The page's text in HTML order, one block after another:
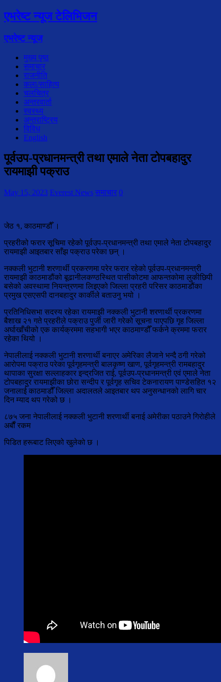
एभरेष्ट न्यूज टेलिभिजन
एभरेष्ट न्यूज
मुख्य पृष्ठ
समाचार
राजनीति
कला/साहित्य
चलचित्र
अन्तरवार्ता
स्वस्थ्य
अन्तराष्ट्रिय
विविध
English
पूर्वउप-प्रधानमन्त्री तथा एमाले नेता टोपबहादुर
रायमाझी पक्राउ
May 15, 2023 Everest News समाचार 0
जेठ १, काठमाण्डौँ ।
प्रहरीको फरार सूचिमा रहेको पूर्वउप-प्रधानमन्त्री तथा एमाले नेता टोपबहादुर
रायमाझी आइतबार साँझ पक्राउ परेका छन् ।
नक्कली भुटानी शरणार्थी प्रकरणमा परेर फरार रहेको पूर्वउप-प्रधानमन्त्री
रायमाझी काठमाडौंको बूढानीलकण्ठस्थित पासीकोटमा आफन्तकोमा लुकीछिपी
बसेको अवस्थामा नियन्त्रणमा लिइएको जिल्ला प्रहरी परिसर काठमाडौंका
प्रमुख एसएसपी दानबहादुर कार्कीले बताउनु भयो ।
प्रतिनिधिसभा सदस्य रहेका रायमाझी नक्कली भुटानी शरणार्थी प्रकरणमा
बैशाख २१ गते प्रहरीले पक्राउ पुर्जी जारी गरेको सूचना पाएपछि गृह जिल्ला
अर्घाखाँचीको एक कार्यक्रममा सहभागी भएर काठमाण्डौँ फर्कने क्रममा फरार
रहेका थियो ।
नेपालीलाई नक्कली भुटानी शरणार्थी बनाएर अमेरिका लैजाने भन्दै ठगी गरेको
आरोपमा पक्राउ परेका पूर्वगृहमन्त्री बालकृष्ण खाण, पूर्वगृहमन्त्री रामबहादुर
थापाका सुरक्षा सल्लाहकार इन्द्रजित राई, पूर्वउप-प्रधानमन्त्री एवं एमाले नेता
टोपबहादुर रायमाझीका छोरा सन्दीप र पूर्वगृह सचिव टेकनारायण पाण्डेसहित १२
जनालाई काठमाडौँ जिल्ला अदालतले आइतबार थप अनुसन्धानको लागि चार
दिन म्याद थप गरेको छ ।
८७५ जना नेपालीलाई नक्कली भुटानी शरणार्थी बनाई अमेरीका पठाउने गिरोहीले
अर्बौं रकम
पिडित हरूबाट लिएको खुलेको छ ।